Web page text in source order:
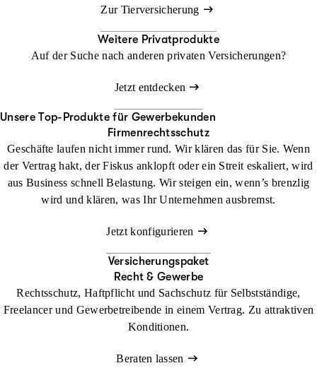
Zur Tierversicherung
Weitere Privatprodukte
Auf der Suche nach anderen privaten Versicherungen?
Jetzt entdecken
Unsere Top-Produkte für Gewerbekunden
Firmenrechtsschutz
Geschäfte laufen nicht immer rund. Wir klären das für Sie. Wenn
der Vertrag hakt, der Fiskus anklopft oder ein Streit eskaliert, wird
aus Business schnell Belastung. Wir steigen ein, wenn’s brenzlig
wird und klären, was Ihr Unternehmen ausbremst.
Jetzt konfigurieren
Versicherungspaket
Recht & Gewerbe
Rechtsschutz, Haftpflicht und Sachschutz für Selbstständige,
Freelancer und Gewerbetreibende in einem Vertrag. Zu attraktiven
Konditionen.
Beraten lassen